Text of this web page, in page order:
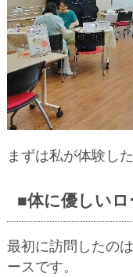
まずは私が体験し
■体に優しいロ
最初に訪問したの
ースです。